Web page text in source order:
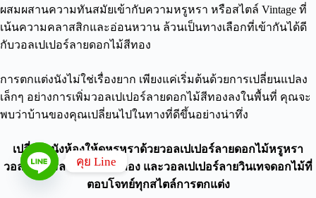
ผสมผสานความทันสมัยเข้ากับความหรูหรา หรือสไตล์ Vintage ที่
เน้นความคลาสสิกและอ่อนหวาน ล้วนเป็นทางเลือกที่เข้ากันได้ดี
กับวอลเปเปอร์ลายดอกไม้สีทอง
การตกแต่งนังไม่ใช่เรื่องยาก เพียงแค่เริ่มต้นด้วยการเปลี่ยนแปลง
เล็กๆ อย่างการเพิ่มวอลเปเปอร์ลายดอกไม้สีทองลงในพื้นที่ คุณจะ
พบว่าบ้านของคุณเปลี่ยนไปในทางที่ดีขึ้นอย่างน่าทึ่ง
เปลี่ยนผนังห้องให้ดูหรูหราด้วยวอลเปเปอร์ลายดอกไม้หรูหรา
วอลเปเปอร์ลายดอกไม้สีทอง และวอลเปเปอร์ลายวินเทจดอกไม้ที่
ตอบโจทย์ทุกสไตล์การตกแต่ง
คุย Line